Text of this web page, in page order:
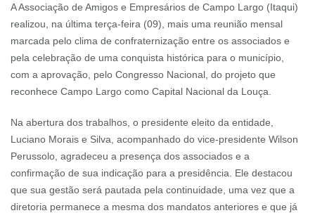
A Associação de Amigos e Empresários de Campo Largo (Itaqui)
realizou, na última terça-feira (09), mais uma reunião mensal
marcada pelo clima de confraternização entre os associados e
pela celebração de uma conquista histórica para o município,
com a aprovação, pelo Congresso Nacional, do projeto que
reconhece Campo Largo como Capital Nacional da Louça.
Na abertura dos trabalhos, o presidente eleito da entidade,
Luciano Morais e Silva, acompanhado do vice-presidente Wilson
Perussolo, agradeceu a presença dos associados e a
confirmação de sua indicação para a presidência. Ele destacou
que sua gestão será pautada pela continuidade, uma vez que a
diretoria permanece a mesma dos mandatos anteriores e que já